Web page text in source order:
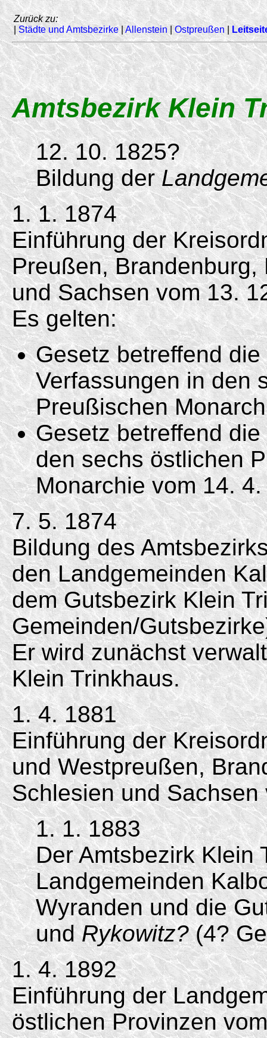
Zurück zu:
| Städte und Amtsbezirke|Allenstein |Ostpreußen
Amtsbezirk Klein
12. 10. 1825?
Bildung der
1. 1. 1874
Einführung der
Preußen,
und Sachsen vom13.
Es gelten:
Gesetz betreffend
Verfassungen in den
Preußischen
Gesetz betreffend
den sechs östlichen
Monarchie vom14.
7. 5. 1874
Bildung des
den Landgemeinden
dem Gutsbezirk Klein
Gemeinden/
Er wird zunächst
Klein Trinkhaus.
1. 4. 1881
Einführung der
und Westpreußen,
Schlesien und
1. 1. 1883
Der Amtsbezirk Klein
Landgemeinden
Wyranden und die
undRykowitz?(4?
1. 4. 1892
Einführung der
östlichen Provinzen